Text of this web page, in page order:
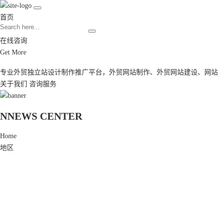
首页
在线咨询
Get More
专业外贸独立站设计制作推广平台， 外贸网站制作、 外贸网站建设、 网
关于我们
咨询服务
NNEWS CENTER
Home
地区